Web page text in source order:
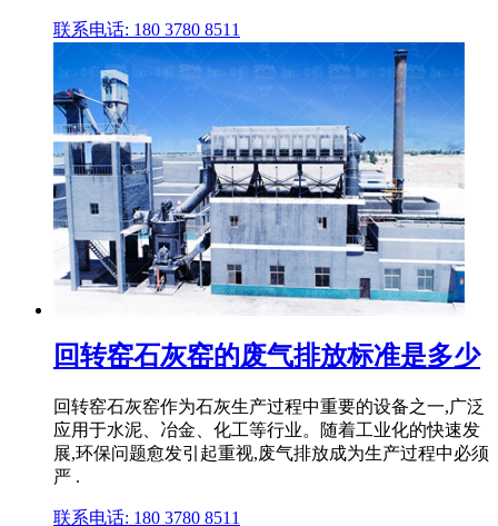
联系电话: 180 3780 8511
回转窑石灰窑的废气排放标准是多少
回转窑石灰窑作为石灰生产过程中重要的设备之一,广泛
应用于水泥、冶金、化工等行业。随着工业化的快速发
展,环保问题愈发引起重视,废气排放成为生产过程中必须
严 .
联系电话: 180 3780 8511